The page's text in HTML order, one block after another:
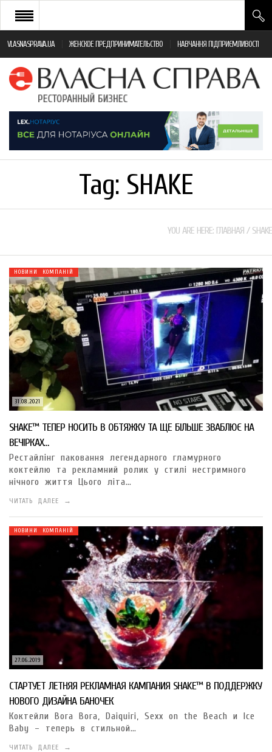
VLASNASPRAVA.UA ЖЕНСКОЕ ПРЕДПРИНИМАТЕЛЬСТВО НАВЧАННЯ ПІДПРИЄМЛИВОСТІ
НОВИНИ РЕСТОРАННОГО БІЗНЕСУ
ЯК ВІДКРИТИ ТА УСПІШНО КЕРУВАТИ
МОНІТОРИНГ ЗАКОНОДАВСТВА
Tag: SHAKE
YOU ARE HERE: ГЛАВНАЯ / SHAKE
31.08.2021
НОВИНИ КОМПАНІЙ
SHAKE™ ТЕПЕР НОСИТЬ В ОБТЯЖКУ ТА ЩЕ БІЛЬШЕ ЗВАБЛЮЄ НА
ВЕЧІРКАХ…
Рестайлінг паковання легендарного гламурного
коктейлю та рекламний ролик у стилі нестримного
нічного життя Цього літа…
ЧИТАТЬ ДАЛЕЕ →
27.06.2019
НОВИНИ КОМПАНІЙ
СТАРТУЕТ ЛЕТНЯЯ РЕКЛАМНАЯ КАМПАНИЯ SHAKE™ В ПОДДЕРЖКУ
НОВОГО ДИЗАЙНА БАНОЧЕК
Коктейли Bora Bora, Daiquiri, Sexx on the Beach и Ice
Baby – теперь в стильной…
ЧИТАТЬ ДАЛЕЕ →